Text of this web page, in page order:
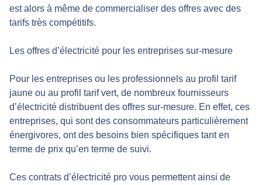
est alors à même de commercialiser des offres avec des
tarifs très compétitifs.
Les offres d’électricité pour les entreprises sur-mesure
Pour les entreprises ou les professionnels au profil tarif
jaune ou au profil tarif vert, de nombreux fournisseurs
d’électricité distribuent des offres sur-mesure. En effet, ces
entreprises, qui sont des consommateurs particulièrement
énergivores, ont des besoins bien spécifiques tant en
terme de prix qu’en terme de suivi.
Ces contrats d’électricité pro vous permettent ainsi de